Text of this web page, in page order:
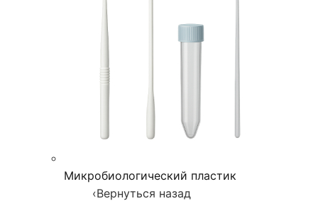
Микробиологический пластик
‹Вернуться назад